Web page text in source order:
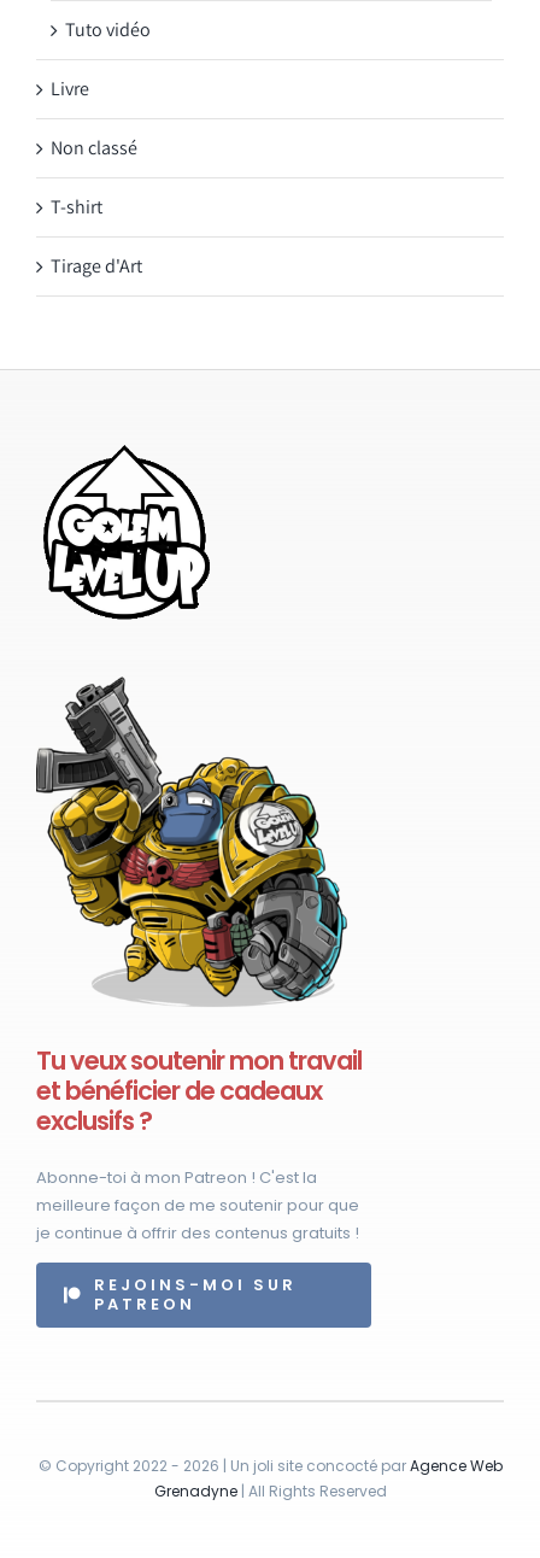
Tuto vidéo
Livre
Non classé
T-shirt
Tirage d'Art
Tu veux soutenir mon travail
et bénéficier de cadeaux
exclusifs ?
Abonne-toi à mon Patreon ! C'est la
meilleure façon de me soutenir pour que
je continue à offrir des contenus gratuits !
REJOINS-MOI SUR
PATREON
© Copyright 2022 - 2026 | Un joli site concocté parAgence Web
Grenadyne| All Rights Reserved